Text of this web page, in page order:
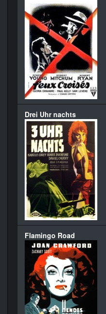
Drei Uhr nachts
Flamingo Road